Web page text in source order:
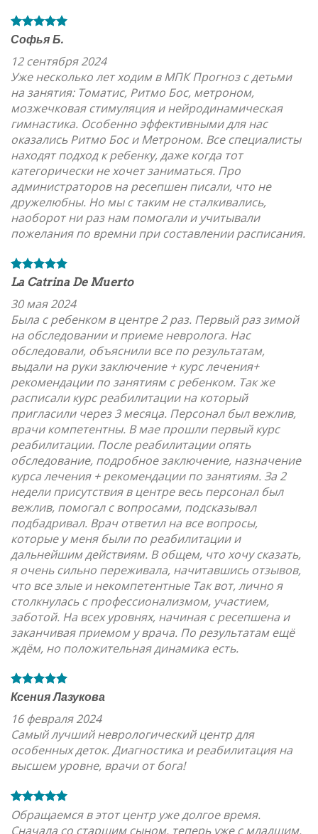
Софья Б.
12 сентября 2024
Уже несколько лет ходим в МПК Прогноз с детьми
на занятия: Томатис, Ритмо Бос, метроном,
мозжечковая стимуляция и нейродинамическая
гимнастика. Особенно эффективными для нас
оказались Ритмо Бос и Метроном. Все специалисты
находят подход к ребенку, даже когда тот
категорически не хочет заниматься. Про
администраторов на ресепшен писали, что не
дружелюбны. Но мы с таким не сталкивались,
наоборот ни раз нам помогали и учитывали
пожелания по времни при составлении расписания.
La Catrina De Muerto
30 мая 2024
Была с ребенком в центре 2 раз. Первый раз зимой
на обследовании и приеме невролога. Нас
обследовали, объяснили все по результатам,
выдали на руки заключение + курс лечения+
рекомендации по занятиям с ребенком. Так же
расписали курс реабилитации на который
пригласили через 3 месяца. Персонал был вежлив,
врачи компетентны. В мае прошли первый курс
реабилитации. После реабилитации опять
обследование, подробное заключение, назначение
курса лечения + рекомендации по занятиям. За 2
недели присутствия в центре весь персонал был
вежлив, помогал с вопросами, подсказывал
подбадривал. Врач ответил на все вопросы,
которые у меня были по реабилитации и
дальнейшим действиям. В общем, что хочу сказать,
я очень сильно переживала, начитавшись отзывов,
что все злые и некомпетентные Так вот, лично я
столкнулась с профессионализмом, участием,
заботой. На всех уровнях, начиная с ресепшена и
заканчивая приемом у врача. По результатам ещё
ждём, но положительная динамика есть.
Ксения Лазукова
16 февраля 2024
Самый лучший неврологический центр для
особенных деток. Диагностика и реабилитация на
высшем уровне, врачи от бога!
Обращаемся в этот центр уже долгое время.
Сначала со старшим сыном, теперь уже с младшим.